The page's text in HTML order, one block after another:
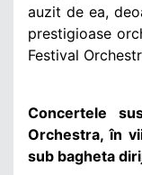
auzit de ea,
prestigioase
Festival
Concertele
Orchestra, în
sub bagheta